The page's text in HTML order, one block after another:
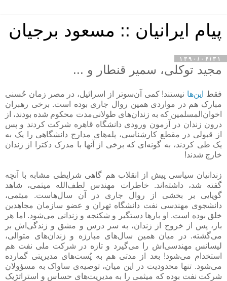
پیام ایرانیان :: مسعود برجیان
۱۳۹۰/۰۶/۳۱
مجید توکلی، سمیر قنطار و ...
فقط این‌ها نیستند! کمی آن‌سوتر از اسرائیل، در مصر زمان حُسنی
مبارک هم در مواردی همین روال جاری بوده است. برخی رهبران
اخوان‌المسلمین که به زندان‌های طولانی‌مدت محکوم شده بودند، از
درون زندان در آزمون ورودی دانشگاه قاهره شرکت کردند و پس
از قبولی در مقطع کارشناسی، پله‌های مدارج دانشگاهی را یک به
یک طی کردند، به گونه‌ای که برخی از آنها با مدرک دکترا از زندان
خارج شدند!
زندانیان سیاسی پیش از انقلاب هم گاهی شرایطی مشابه با آنچه
گفته شد، داشته‌اند. خاطرات مهندس لطف‌الله میثمی، شاهد
گویایی بر بخشی از روال جاری در آن سال‌هاست. میثمی،
دانشجوی مهندسی نفت دانشگاه تهران و عضو سازمان مجاهدین
خلق بوده است. او بارها دستگیر و شکنجه و زندانی می‌شود. اما هر
بار، پس از خروج از زندان، به سر درس و مشق و زندگی‌اش بر
می‌گشته. در میان همین سال‌های مبارزه و زندان‌های متوالی،
لیسانس مهندسی‌اش را می‌گیرد و تازه در شرکت ملی نفت هم
استخدام می‌شود! بعد از مدتی هم به پُست‌های مدیریتی گمارده
می‌شود. تنها محدودیت در این میان، توصیه‌ی ساواک به مسؤولان
شرکت نفت بوده که میثمی را به مدیریت‌های حساس و استراتژیک